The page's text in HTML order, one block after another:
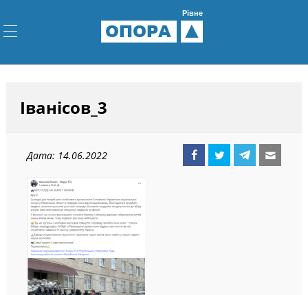
ОПОРА
Рівне
Іванісов_3
Дата: 14.06.2022